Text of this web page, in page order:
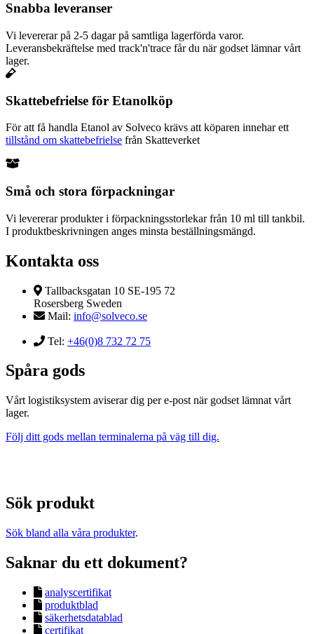
Snabba leveranser
Vi levererar på 2-5 dagar på samtliga lagerförda varor.
Leveransbekräftelse med track'n'trace får du när godset lämnar vårt
lager.
Skattebefrielse för Etanolköp
För att få handla Etanol av Solveco krävs att köparen innehar ett
tillstånd om skattebefrielse från Skatteverket
Små och stora förpackningar
Vi levererar produkter i förpackningsstorlekar från 10 ml till tankbil.
I produktbeskrivningen anges minsta beställningsmängd.
Kontakta oss
Tallbacksgatan 10 SE-195 72
Rosersberg Sweden
Mail: info@solveco.se
Tel: +46(0)8 732 72 75
Spåra gods
Vårt logistiksystem aviserar dig per e-post när godset lämnat vårt
lager.
Följ ditt gods mellan terminalerna på väg till dig.
Sök produkt
Sök bland alla våra produkter.
Saknar du ett dokument?
analyscertifikat
produktblad
säkerhetsdatablad
certifikat